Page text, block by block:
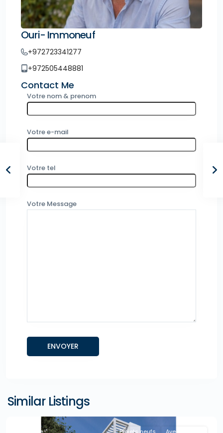
Ouri- Immoneuf
+972723341277
+972505448881
Contact Me
Votre nom & prenom
Votre e-mail
Votre tel
Votre Message
Similar Listings
"A la Une !" Projets neufs Avec Agence